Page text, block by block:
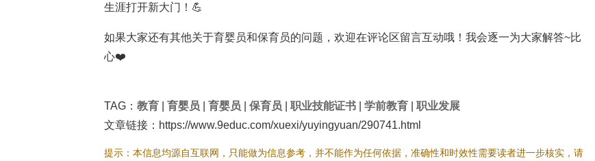
生涯打开新大门！💪
如果大家还有其他关于育婴员和保育员的问题，欢迎在评论区留言互动哦！我会逐一为大家解答~比
心❤️
TAG： 教育 育婴员 育婴员 保育员 职业技能证书 学前教育
职业发展
文章链接：https://www.9educ.com/xuexi/yuyingyuan/290741.html
提示：本信息均源自互联网，只能做为信息参考，并不能作为任何依据，准确性和时效性需要读者进一步核实，请